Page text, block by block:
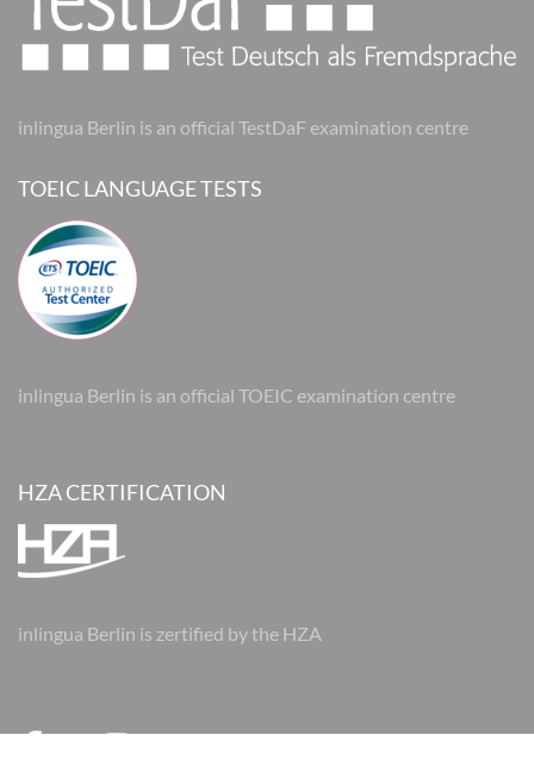
inlingua Berlin is an official TestDaF examination centre
TOEIC LANGUAGE TESTS
inlingua Berlin is an official TOEIC examination centre
HZA CERTIFICATION
inlingua Berlin is zertified by the HZA